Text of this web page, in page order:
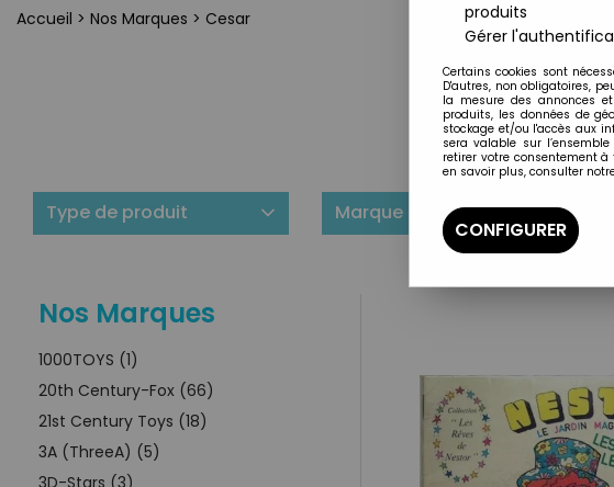
Accueil > Nos Marques > Cesar
Type de produit Marque
Nos Marques
1000TOYS (1)
20th Century-Fox (66)
21st Century Toys (18)
3A (ThreeA) (5)
3D-Stars (3)
produits
Gérer
Certains cookies sont
D'autres, non obligatoires,
la mesure des annonces
produits, les données de
stockage et/ou l'accès aux
sera valable sur
retirer votre consentement
en savoir plus, consulter
CONFIGURER